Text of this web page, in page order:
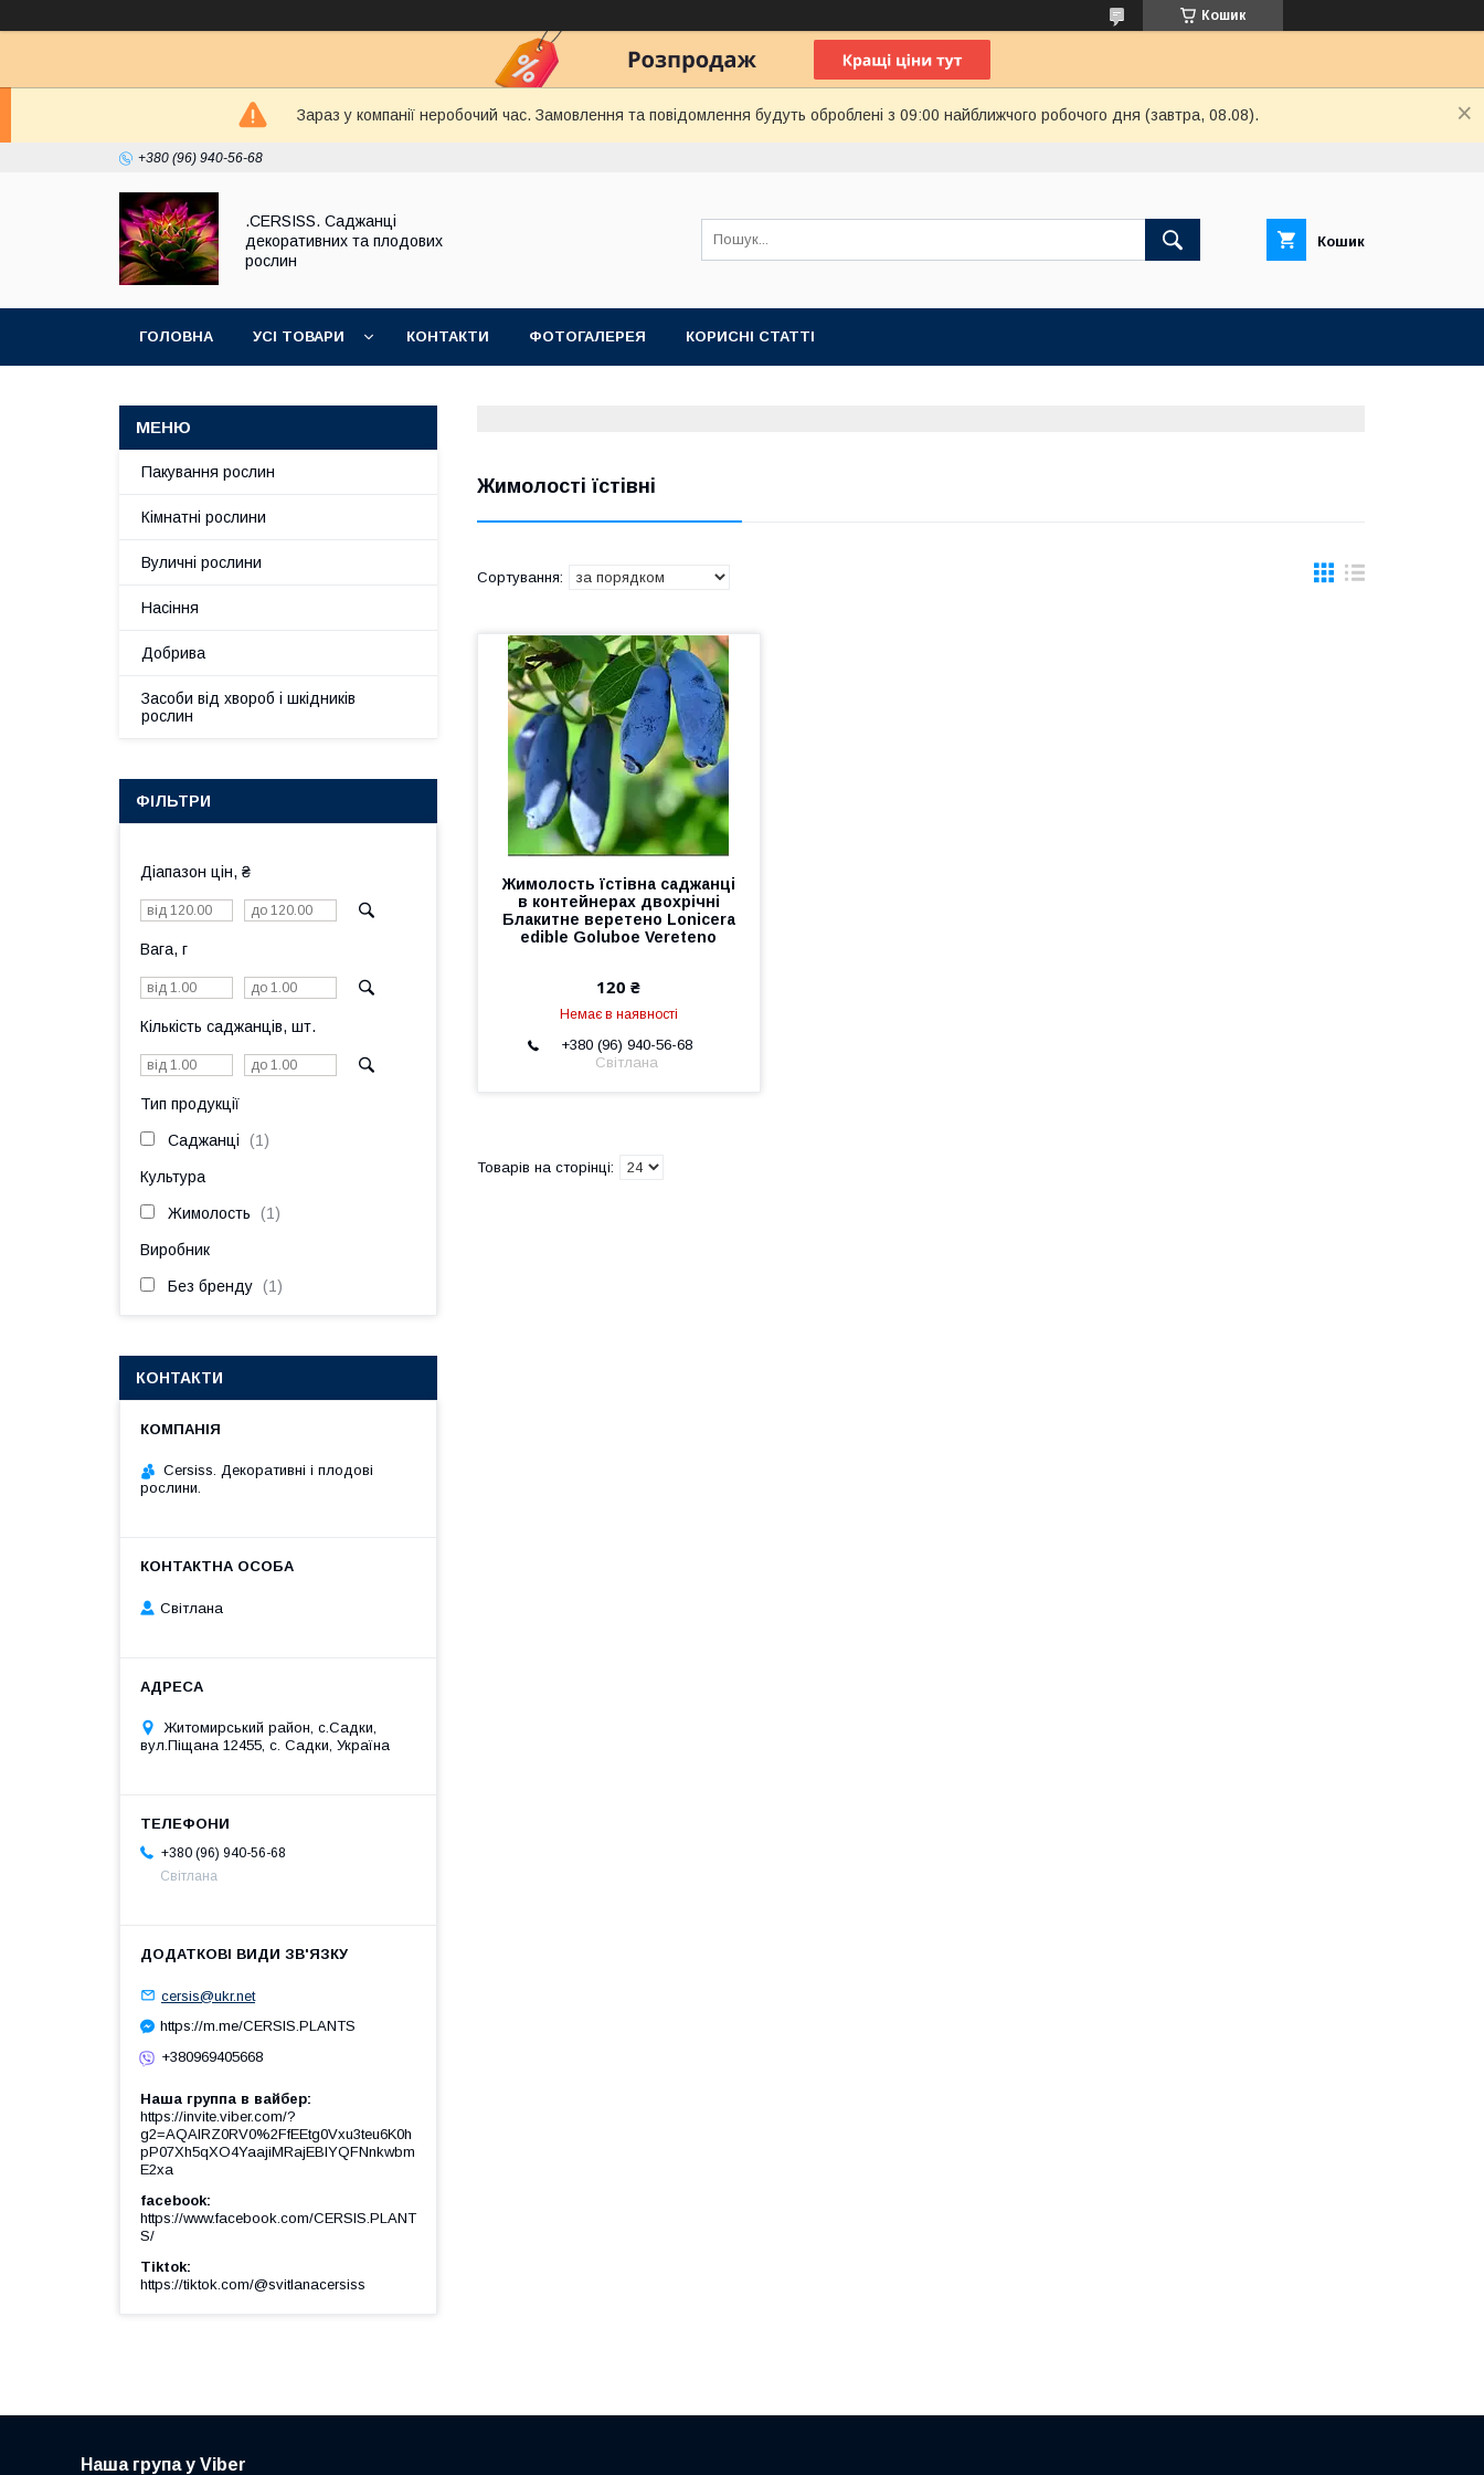
Кошик
Зараз у компанії неробочий час. Замовлення та повідомлення будуть оброблені з 09:00 найближчого робочого дня (завтра, 08.08).
+380 (96) 940-56-68
.CERSISS. Саджанці
декоративних та плодових
рослин
Кошик
ГОЛОВНА УСІ ТОВАРИ КОНТАКТИ ФОТОГАЛЕРЕЯ КОРИСНІ СТАТТІ
Жимолості їстівні
Жимолость їстівна саджанці
в контейнерах двохрічні
Блакитне веретено Lonicera
edible Gоluboe Vereteno
120 ₴
Немає в наявності
+380 (96) 940-56-68
Світлана
Пакування рослин
Кімнатні рослини
Вуличні рослини
Насіння
Добрива
Засоби від хвороб і шкідників
рослин
ФІЛЬТРИ
Діапазон цін, ₴
Вага, г
Кількість саджанців, шт.
Тип продукції
Саджанці 1
Культура
Жимолость 1
Виробник
Без бренду 1
КОНТАКТИ
Cersiss. Декоративні і плодові
рослини.
Світлана
Житомирський район, с.Садки,
вул.Піщана 12455, с. Садки, Україна
+380 (96) 940-56-68
Світлана
cersis@ukr.net
https://m.me/CERSIS.PLANTS
+380969405668
Наша группа в вайбер
https://invite.viber.com/?
g2=AQAIRZ0RV0%2FfEEtg0Vxu3teu6K0h
pP07Xh5qXO4YaajiMRajEBIYQFNnkwbm
E2xa
facebook
https://www.facebook.com/CERSIS.PLANT
S/
Tiktok
https://tiktok.com/@svitlanacersiss
Наша група у Viber